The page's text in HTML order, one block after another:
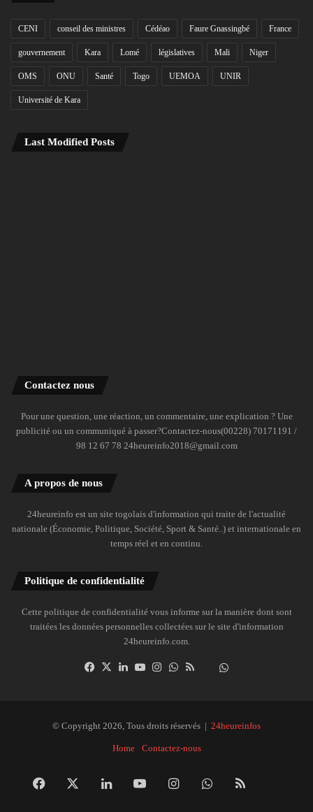
CENI conseil des ministres Cédéao Faure Gnassingbé France
gouvernement Kara Lomé législatives Mali Niger
OMS ONU Santé Togo UEMOA UNIR
Université de Kara
Last Modified Posts
Contactez nous
Pour une question, une réaction, un commentaire, une explication ? Une
publicité ou un communiqué à passer?Contactez-nous(00228) 70171191 /
98 12 67 78 24heureinfo2018@gmail.com
A propos de nous
24heureinfo est un site togolais d'information qui traite de l'actualité
nationale (Économie, Politique, Société, Sport & Santé..) et internationale en
temps réel et en continu.
Politique de confidentialité
Cette politique de confidentialité vous informe sur la manière dont sont
traitées les données personnelles collectées sur le site d'information
24heureinfo.com.
Facebook
X LinkedinYouTubeInstagramWhatsAppDailymotion
© Copyright 2026, Tous droits réservés | 24heureinfos
Home Contactez-nous
Facebook LinkedinYouTubeInstagramWhatsApp
RSS